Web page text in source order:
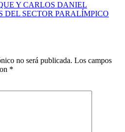
Y CARLOS DANIEL
DEL SECTOR PARALÍMPICO
no será publicada. Los campos
*